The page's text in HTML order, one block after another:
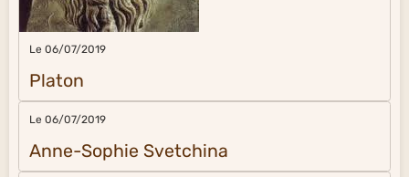
Le 06/07/2019
Platon
Le 06/07/2019
Anne-Sophie Svetchina